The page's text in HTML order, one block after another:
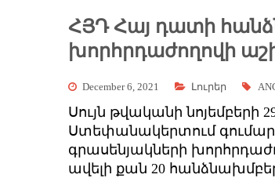
ՀՅԴ Հայ դատի
խորհրդաժողովի
December 6, 2021 Լուրեր
Սույն թվականի նոյեմբերի
Ստեփանա­կերտում
գրասենյակների
ավելի քան 20